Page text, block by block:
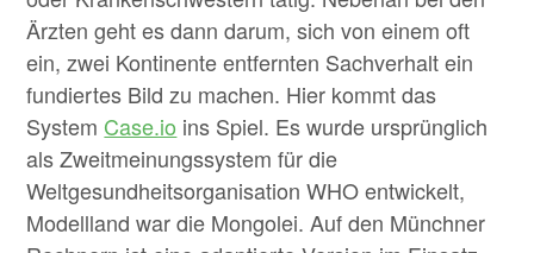
Ärzten geht es dann darum, sich von einem oft
ein, zwei Kontinente entfernten Sachverhalt ein
fundiertes Bild zu machen. Hier kommt das
System Case.io ins Spiel. Es wurde ursprünglich
als Zweitmeinungssystem für die
Weltgesundheitsorganisation WHO entwickelt,
Modellland war die Mongolei. Auf den Münchner